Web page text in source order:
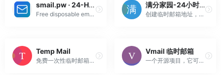
smail.pw · 24-Hour Temporary Email
Free disposable email inbox with 24-hour auto-expiry. Use a temporary address for sign-ups and verification.
满分家园-24小时匿名邮箱
创建临时邮箱地址，接收邮件，无需注册，保护您的隐私安全
Temp Mail
免费一次性临时邮箱地址。Temp Mail 保护您的真实邮箱免受垃圾邮件。也称为一次性邮箱、10分钟邮箱或临时电子邮件。
Vmail 临时邮箱
一个开源项目，它可以生成有效期1天的临时邮箱地址，隐私友好、无内置广告，界面漂亮，即开即用。另外可自己部署在CloudflareWorker